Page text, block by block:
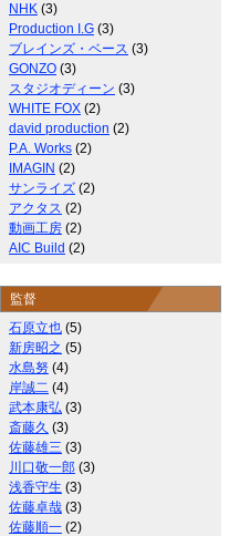
NHK (3)
Production I.G (3)
ブレインズ・ベース (3)
GONZO (3)
スタジオディーン (3)
WHITE FOX (2)
david production (2)
P.A. Works (2)
IMAGIN (2)
サンライズ (2)
アクタス (2)
動画工房 (2)
AIC Build (2)
監督
石原立也 (5)
新房昭之 (5)
水島努 (4)
岸誠二 (4)
武本康弘 (3)
斎藤久 (3)
佐藤雄三 (3)
川口敬一郎 (3)
浅香守生 (3)
佐藤卓哉 (3)
佐藤順一 (2)